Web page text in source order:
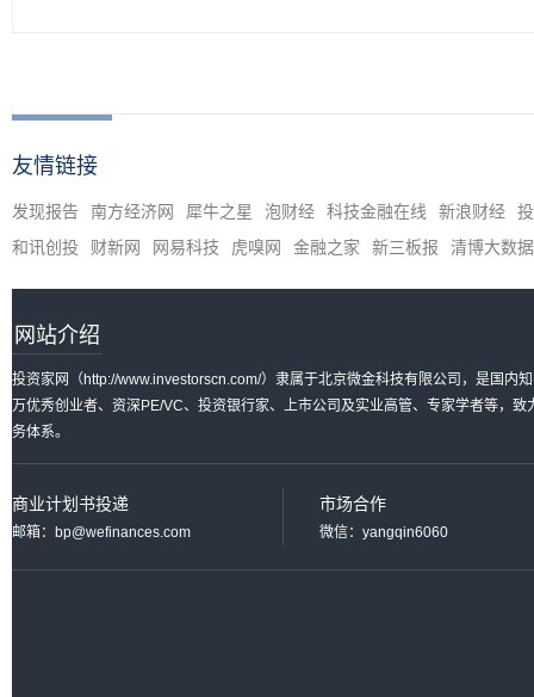
友情链接
发现报告 南方经济网 犀牛之星 泡财经 科技金融在线 新浪财经
和讯创投
财新网 网易科技 虎嗅网 金融之家 新三板报 清博大数据
网站介绍
投资家网（http://www.investorscn.com/）隶属于北京微金科技有限公司，是国内
万优秀创业者、资深PE/VC、投资银行家、上市公司及实业高管、专家学者等，
务体系。
商业计划书投递
邮箱：bp@wefinances.com
市场合作
微信：yangqin6060